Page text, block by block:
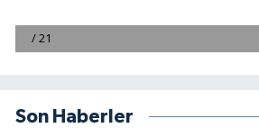
Son Haberler